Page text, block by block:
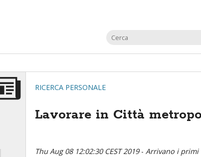
RICERCA PERSONALE
Lavorare in Città
Thu Aug 08 12:02:30 CEST 2019- Arrivano i primi